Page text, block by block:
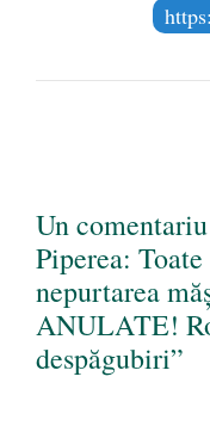
Un
Piperea:
nepurtarea
ANULATE!
despăgubiri”